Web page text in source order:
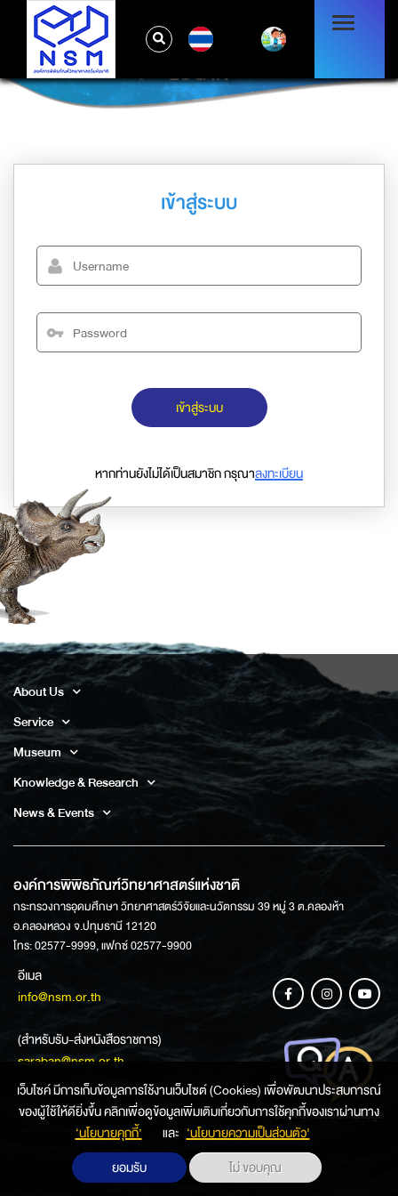
LOG IN
เข้าสู่ระบบ
เข้าสู่ระบบ
หากท่านยังไม่ได้เป็นสมาชิก กรุณาลงทะเบียน
About Us
Service
Museum
Knowledge & Research
News & Events
องค์การพิพิธภัณฑ์วิทยาศาสตร์แห่งชาติ
กระทรวงการอุดมศึกษา วิทยาศาสตร์วิจัยและนวัตกรรม 39 หมู่ 3 ต.คลองห้า
อ.คลองหลวง จ.ปทุมธานี 12120
โทร: 02577-9999, แฟกซ์ 02577-9900
อีเมล
info@nsm.or.th
(สำหรับรับ-ส่งหนังสือราชการ)
saraban@nsm.or.th
ช่องทางการสอบถามข้อมูล
เว็บไซค์ มีการเก็บข้อมูลการใช้งานเว็บไซต์ (Cookies) เพื่อพัฒนาประสบการณ์
ของผู้ใช้ให้ดียิ่งขึ้น คลิกเพื่อดูข้อมูลเพิ่มเติมเกี่ยวกับการใช้คุกกี้ของเราผ่านทาง
‘นโยบายคุกกี้’
และ ‘นโยบายความเป็นส่วนตัว'
ยอมรับ
ไม่ ขอบคุณ